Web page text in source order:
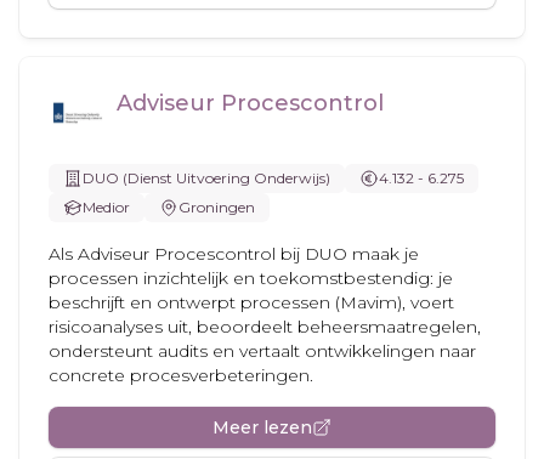
Adviseur Procescontrol
DUO (Dienst Uitvoering Onderwijs)
4.132 - 6.275
Medior
Groningen
Als Adviseur Procescontrol bij DUO maak je
processen inzichtelijk en toekomstbestendig: je
beschrijft en ontwerpt processen (Mavim), voert
risicoanalyses uit, beoordeelt beheersmaatregelen,
ondersteunt audits en vertaalt ontwikkelingen naar
concrete procesverbeteringen.
Meer lezen